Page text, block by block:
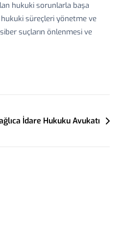
hukuki sorunlarla başa
hukuki süreçleri yönetme ve
suçların önlenmesi ve
İdare Hukuku Avukatı